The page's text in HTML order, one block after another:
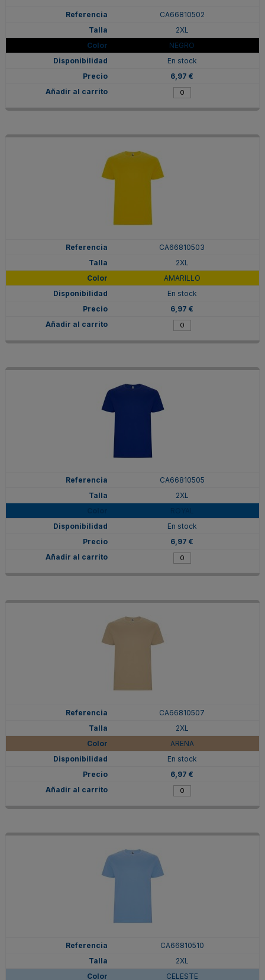
CA66810502
2XL
NEGRO
En stock
6,97 €
CA66810503
2XL
AMARILLO
En stock
6,97 €
CA66810505
2XL
En stock
6,97 €
CA66810507
2XL
ARENA
En stock
6,97 €
CA66810510
2XL
CELESTE